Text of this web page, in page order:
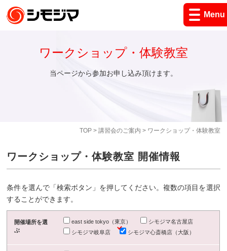
Menu
TOP> 講習会のご案内 > ワークショップ・体験教室
ワークショップ・体験教室
当ページから参加お申し込み頂けます。
ワークショップ・体験教室 開催情報
条件を選んで「検索ボタン」を押してください。複数の項目を選択
することができます。
開催場所を選
ぶ
east side tokyo（東京）
シモジマ名古屋店
シモジマ岐阜店
シモジマ心斎橋店（大阪）